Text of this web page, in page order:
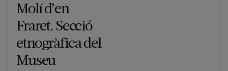
Molí d’en
Fraret. Secció
etnogràfica del
Museu